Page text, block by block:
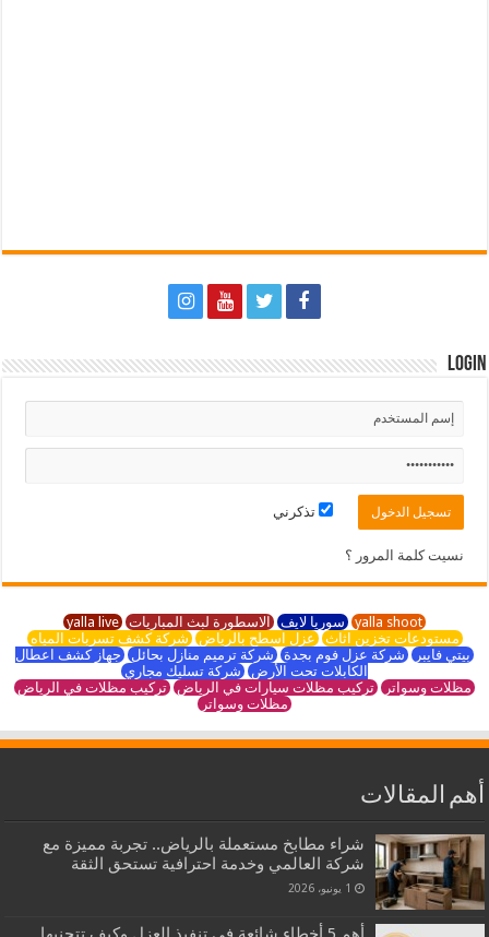
Login
تذكرني
نسيت كلمة المرور ؟
yalla shoot سوريا لايف الاسطورة لبث المباريات yalla live
مستودعات تخزين اثاث عزل اسطح بالرياض شركة كشف تسربات المياه
بيتي فايبر شركة عزل فوم بجدة شركة ترميم منازل بحائل جهاز كشف اعطال
الكابلات تحت الأرض شركة تسليك مجاري
مظلات وسواتر تركيب مظلات سيارات في الرياض تركيب مظلات في الرياض
مظلات وسواتر
أهم المقالات
شراء مطابخ مستعملة بالرياض.. تجربة مميزة مع
شركة العالمي وخدمة احترافية تستحق الثقة
1 يونيو، 2026